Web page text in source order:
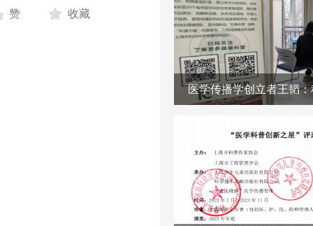
收藏
赞
医学传播学创立者王韬